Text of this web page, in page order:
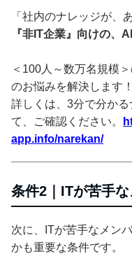
「社内のナレッジが、
『非IT企業』向けの、
＜100人～数万名規模
のお悩みを解決します！
詳しくは、3分で分か
て、ご確認ください。
app.info/narekan/
条件2｜ITが苦手
次に、ITが苦手なメン
かも重要な条件です。